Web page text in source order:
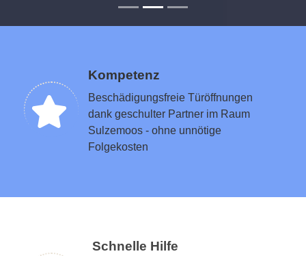
Kompetenz
Beschädigungsfreie Türöffnungen
dank geschulter Partner im Raum
Sulzemoos - ohne unnötige
Folgekosten
Schnelle Hilfe